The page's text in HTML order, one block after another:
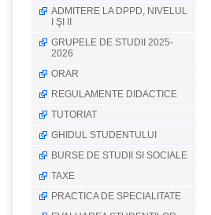
ADMITERE LA DPPD, NIVELUL
I ŞI II
GRUPELE DE STUDII 2025-
2026
ORAR
REGULAMENTE DIDACTICE
TUTORIAT
GHIDUL STUDENTULUI
BURSE DE STUDII SI SOCIALE
TAXE
PRACTICA DE SPECIALITATE